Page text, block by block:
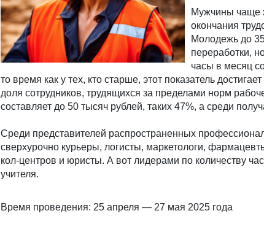
Мужчины чаще
окончания
Молодежь до
переработки,
часы в месяц
то время как у тех, кто старше, этот показатель
доля сотрудников, трудящихся за пределами норм
составляет до 50 тысяч рублей, таких 47%, а среди
Среди представителей распространенных
сверхурочно курьеры, логисты, маркетологи,
кол-центров и юристы. А вот лидерами по количеству
учителя.
Время проведения: 25 апреля — 27 мая 2025 года